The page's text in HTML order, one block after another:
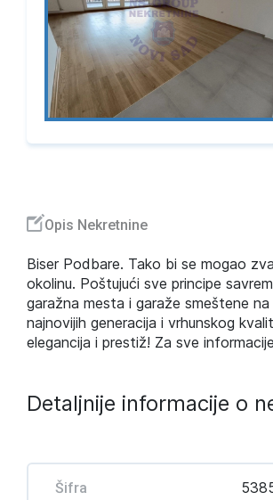
Opis Nekretnine
Biser Podbare. Tako bi se mogao
okolinu. Poštujući sve principe
garažna mesta i garaže smeštene
najnovijih generacija i vrhunskog
elegancija i prestiž! Za sve
Detaljnije informacije o
Šifra